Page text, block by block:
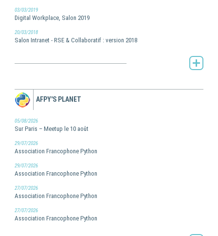
03/03/2019
Digital Workplace, Salon 2019
20/03/2018
Salon Intranet - RSE & Collaboratif : version 2018
AFPY'S PLANET
05/08/2026
Sur Paris – Meetup le 10 août
29/07/2026
Association Francophone Python
29/07/2026
Association Francophone Python
27/07/2026
Association Francophone Python
27/07/2026
Association Francophone Python